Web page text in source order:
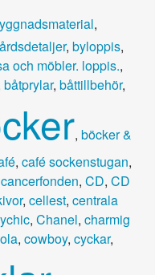
,
, byloppis,
och möbler. loppis.,
båtprylar, båttillbehör,
, böcker &
, café sockenstugan,
cancerfonden, CD, CD
, cellest, centrala
, Chanel, charmig
, cowboy, cyckar,